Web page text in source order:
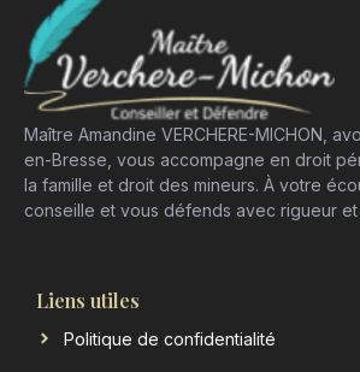
Maître Amandine VERCHERE-MICHON,
en-Bresse, vous accompagne en droit
la famille et droit des mineurs. À votre
conseille et vous défends avec rigueur
Liens utiles
Politique de confidentialité